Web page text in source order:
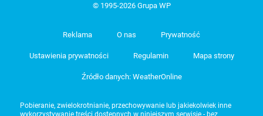
© 1995-2026 Grupa WP
Reklama O nas Prywatność
Ustawienia prywatności Regulamin Mapa strony
Źródło danych: WeatherOnline
Pobieranie, zwielokrotnianie, przechowywanie lub jakiekolwiek inne
wykorzystywanie treści dostępnych w niniejszym serwisie - bez